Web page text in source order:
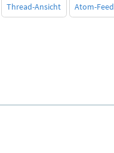
Thread-Ansicht Atom-Feed